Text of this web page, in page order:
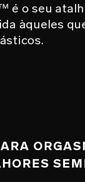
é o seu
àqueles